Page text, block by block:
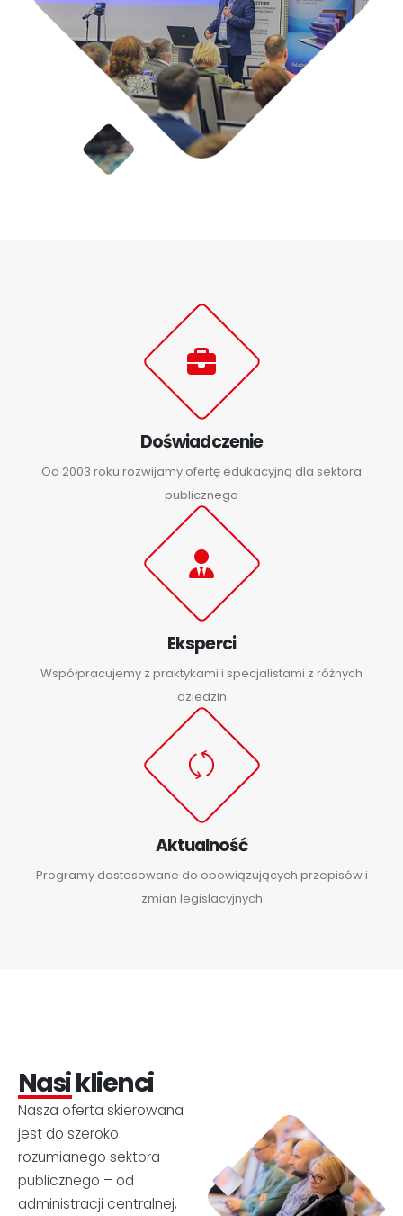
Doświadczenie
Od 2003 roku rozwijamy ofertę edukacyjną dla sektora
publicznego
Eksperci
Współpracujemy z praktykami i specjalistami z różnych
dziedzin
Aktualność
Programy dostosowane do obowiązujących przepisów i
zmian legislacyjnych
Nasi klienci
Nasza oferta skierowana
jest do szeroko
rozumianego sektora
publicznego – od
administracji centralnej,